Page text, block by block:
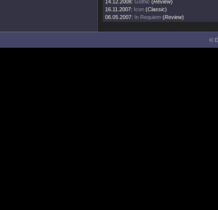
14.12.2008: Gothic (Review)
16.11.2007: Icon (Classic)
06.05.2007: In Requiem (Review)
©